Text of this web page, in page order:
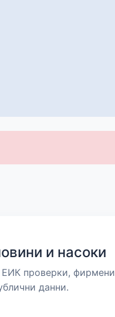
и насоки
проверки, фирмени
данни.